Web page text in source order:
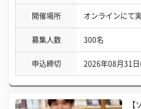
開催場所 オンラインにて
募集人数 300名
申込締切 2026年08月31日
【